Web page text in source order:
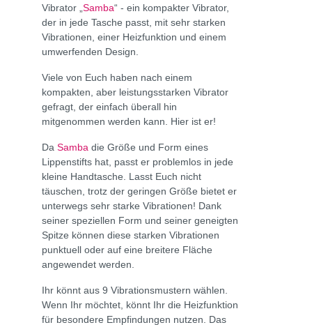
Vibrator „ Samba“ - ein kompakter Vibrator,
der in jede Tasche passt, mit sehr starken
Vibrationen, einer Heizfunktion und einem
umwerfenden Design.
Viele von Euch haben nach einem
kompakten, aber leistungsstarken Vibrator
gefragt, der einfach überall hin
mitgenommen werden kann. Hier ist er!
Da Samba die Größe und Form eines
Lippenstifts hat, passt er problemlos in jede
kleine Handtasche. Lasst Euch nicht
täuschen, trotz der geringen Größe bietet er
unterwegs sehr starke Vibrationen! Dank
seiner speziellen Form und seiner geneigten
Spitze können diese starken Vibrationen
punktuell oder auf eine breitere Fläche
angewendet werden.
Ihr könnt aus 9 Vibrationsmustern wählen.
Wenn Ihr möchtet, könnt Ihr die Heizfunktion
für besondere Empfindungen nutzen. Das